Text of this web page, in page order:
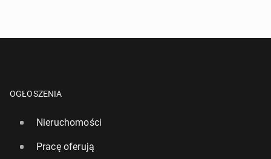
OGŁOSZENIA
Nieruchomości
Pracę oferują